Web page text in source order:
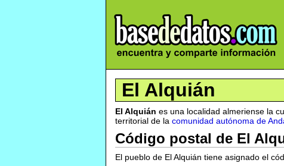
El Alquián
El Alquián es una localidad almeriense la
territorial de la comunidad autónoma de
Código postal de El
El pueblo de El Alquián tiene asignado el